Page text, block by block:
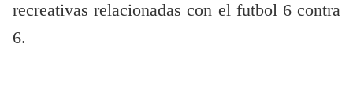
recreativas relacionadas con el futbol 6 contra
6.